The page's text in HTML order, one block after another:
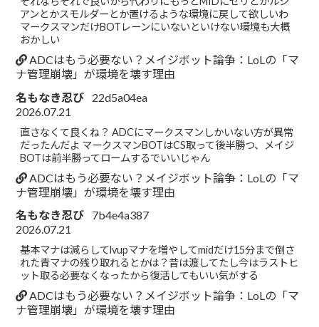
アンとかスモルダーとか置けるような環境に戻して欲しいわ
マークスマンだけBOTレーンにいないといけない環境も大概
おかしい
ADCはもう必要ない？メイジボット論争：LoLの「マ
ナ管理崩壊」が環境を壊す理由
名もなき忍び
22d5a04ea
2026.07.21
直さなくて良くね？ ADCにマークスマンしかいない方が異常
だったんだよ マークスマンBOTはCS取って後半勝つ、メイジ
BOTは前半勝ってロームするでいいじゃん
ADCはもう必要ない？メイジボット論争：LoLの「マ
ナ管理崩壊」が環境を壊す理由
名もなき忍び
7b4e4a387
2026.07.21
基本マナは減らしてlvupマナを増やしてmidだけ15分まで倒さ
れた青マナの残り取れるとかは？昔は渡してたし今はラストヒ
ット取る必要なくなったから復活してもいい気がする
ADCはもう必要ない？メイジボット論争：LoLの「マ
ナ管理崩壊」が環境を壊す理由